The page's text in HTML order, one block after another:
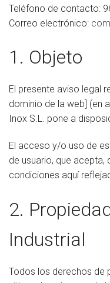
Teléfono de contacto:
Correo electrónico:
1. Objeto
El presente aviso legal
dominio de la web] (en
Inox S.L. pone a
El acceso y/o uso de
de usuario, que
condiciones aquí
2.
Industrial
Todos los derechos de